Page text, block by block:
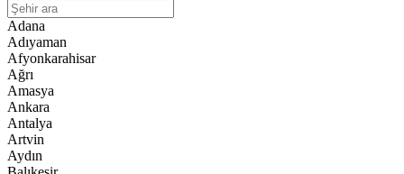
Adana
Adıyaman
Afyonkarahisar
Ağrı
Amasya
Ankara
Antalya
Artvin
Aydın